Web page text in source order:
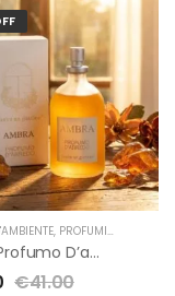
,CHIARA FIRENZE
, PROFUMI D'AMBIENTE FIORIRA' UN GIARDINO
Ambra Profumo D’ambiente Di Fiorirà Un Giardino
€41.00